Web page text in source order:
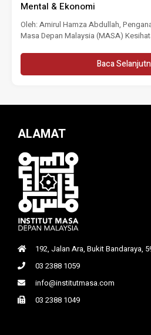
Mental & Ekonomi
Oleh: Amirul Hamza Abdullah,
Masa Depan Malaysia (MASA)
Baca
ALAMAT
192, Jalan Ara, Bukit Bandaraya,
03 2388 1059
info@institutmasa.com
03 2388 1049